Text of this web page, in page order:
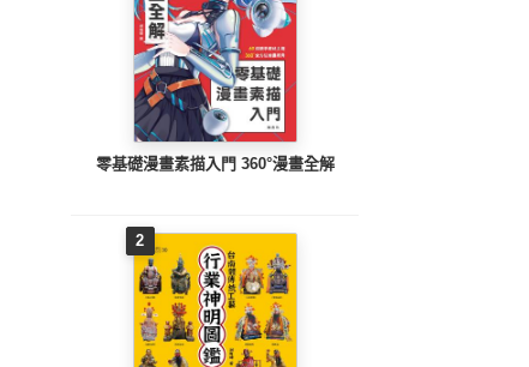
零基礎漫畫素描入門 360°漫畫全解
2